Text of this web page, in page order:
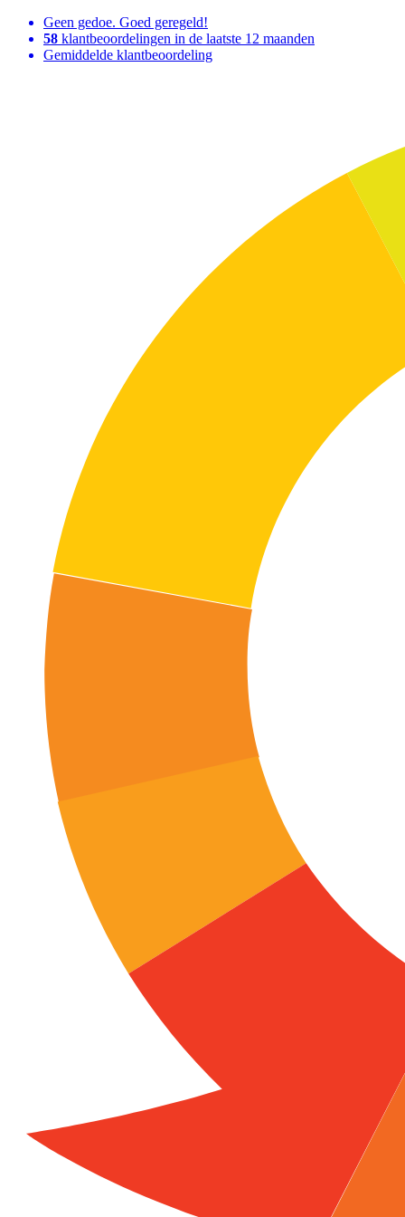
Geen gedoe. Goed geregeld!
58 klantbeoordelingen in de laatste 12 maanden
Gemiddelde klantbeoordeling